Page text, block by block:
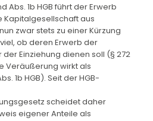
Abs. 1b HGB führt der Erwerb
Kapitalgesellschaft aus
zwar stets zu einer Kürzung
ob deren Erwerb der
Einziehung dienen soll (§ 272
Veräußerung wirkt als
1b HGB). Seit der HGB-
scheidet daher
eigener Anteile als